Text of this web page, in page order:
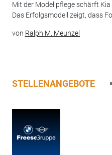
Mit der Modellpflege schärft
Das Erfolgsmodell zeigt, dass
von Ralph M. Meunzel
STELLENANGEBOTE